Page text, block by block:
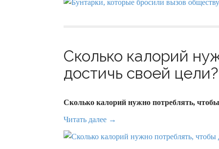
Сколько калорий
достичь своей
Сколько калорий нужно потреблять,
Читать далее →